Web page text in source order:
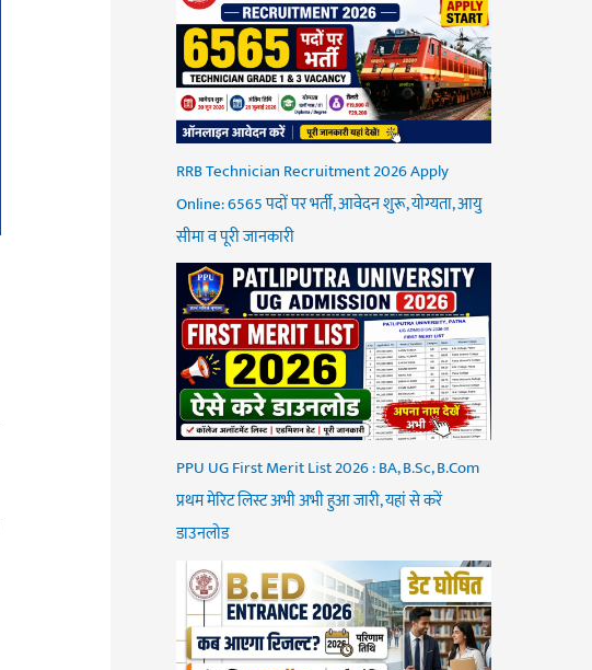
RRB Technician Recruitment 2026 Apply
Online: 6565 पदों पर भर्ती, आवेदन शुरू, योग्यता, आयु
सीमा व पूरी जानकारी
PPU UG First Merit List 2026 : BA, B.Sc, B.Com
प्रथम मेरिट लिस्ट अभी अभी हुआ जारी, यहां से करें
डाउनलोड